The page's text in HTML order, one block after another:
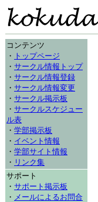
コンテンツ
・ トップページ
・ サークル情報トップ
・ サークル情報登録
・ サークル情報変更
・ サークル掲示板
・ サークルスケジュー
ル表
・ 学部掲示板
・ イベント情報
・ 学部サイト情報
・ リンク集
サポート
・ サポート掲示板
・ メールによるお問合